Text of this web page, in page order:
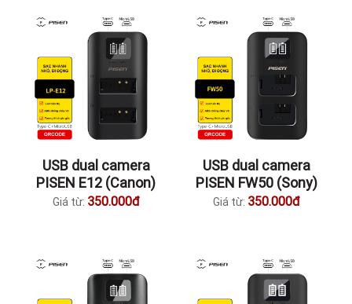
USB dual camera
PISEN E12 (Canon)
Giá từ: 350.000đ
USB dual camera
PISEN FW50 (Sony)
Giá từ: 350.000đ